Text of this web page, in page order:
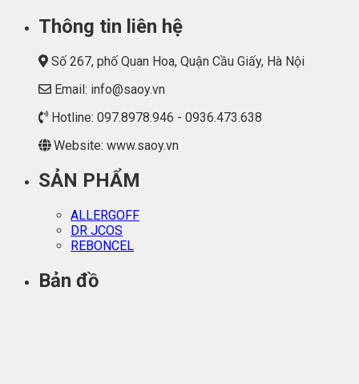
Thông tin liên hệ
Số 267, phố Quan Hoa, Quận Cầu Giấy, Hà Nội
Email: info@saoy.vn
Hotline: 097.8978.946 - 0936.473.638
Website: www.saoy.vn
SẢN PHẨM
ALLERGOFF
DR JCOS
REBONCEL
Bản đồ